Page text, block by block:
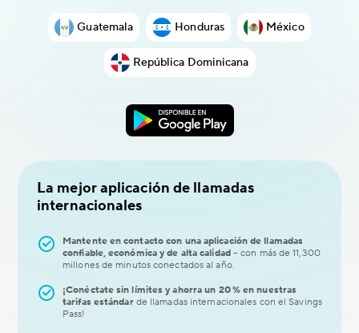
Guatemala Honduras México
República Dominicana
La mejor aplicación de llamadas
internacionales
Mantente en contacto con una aplicación de llamadas
confiable, económica y de alta calidad– con más de 11,300
millones de minutos conectados al año.
¡Conéctate sin límites y ahorra un 20 % en nuestras
tarifas estándarde llamadas internacionales con el Savings
Pass!